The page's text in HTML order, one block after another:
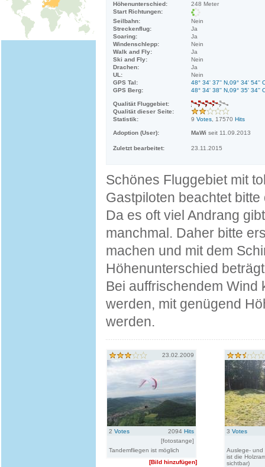
Höhenunterschied:
248 Meter
Start Richtungen:
Seilbahn:
Nein
Streckenflug:
Ja
Soaring:
Ja
Windenschlepp:
Nein
Walk and Fly:
Ja
Ski and Fly:
Nein
Drachen:
Ja
UL:
Nein
GPS Tal:
48° 34' 37'' N,09° 34' 54''
GPS Berg:
48° 34' 38'' N,09° 35' 34''
Qualität Fluggebiet:
Qualität dieser Seite:
Statistik:
9 Votes , 17570 Hits
Adoption (User): MaWi seit 11.09.2013
Zuletzt bearbeitet: 23.11.2015
Schönes Fluggebiet mit
Gastpiloten beachtet
Da es oft viel Andrang
manchmal. Daher bitte
machen und mit dem
Höhenunterschied
Bei auffrischendem
werden, mit genügend
werden.
23.02.2009
2 Votes 2094 Hits
[fotostange]
Tandemfliegen ist möglich
[Bild hinzufügen]
3 Votes
Auslege- und
ist die
sichtbar)